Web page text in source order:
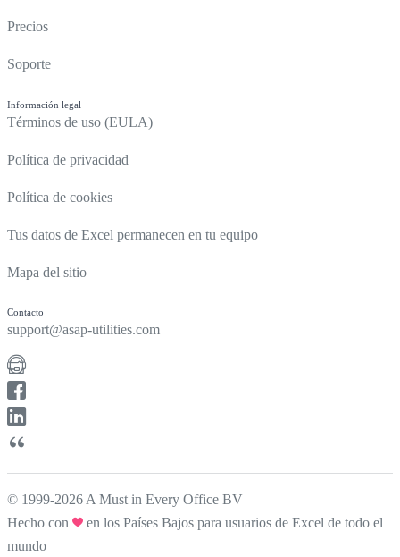
Precios
Soporte
Información legal
Términos de uso (EULA)
Política de privacidad
Política de cookies
Tus datos de Excel permanecen en tu equipo
Mapa del sitio
Contacto
support@asap-utilities.com
© 1999-2026 A Must in Every Office BV
Hecho con
en los Países Bajos para usuarios de Excel de todo el
mundo